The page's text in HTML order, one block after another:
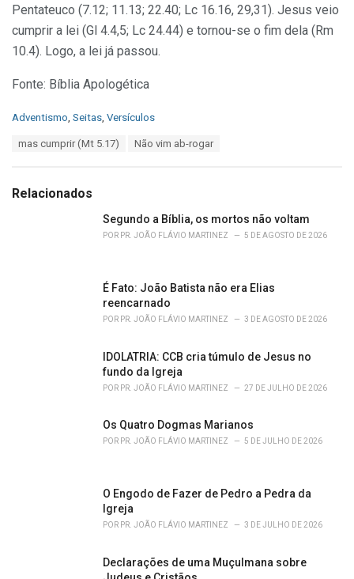
Pentateuco (7.12; 11.13; 22.40; Lc 16.16, 29,31). Jesus veio
cumprir a lei (Gl 4.4,5; Lc 24.44) e tornou-se o fim dela (Rm
10.4). Logo, a lei já passou.
Fonte: Bíblia Apologética
C
o
r
Adventismo Seitas Versículos
:
mas cumprir (Mt 5.17) Não vim ab-rogar
Relacionados
Segundo a Bíblia, os mortos não voltam
POR PR. JOÃO FLÁVIO MARTINEZ 5 DE AGOSTO DE 2026
É Fato: João Batista não era Elias
reencarnado
POR PR. JOÃO FLÁVIO MARTINEZ 3 DE AGOSTO DE 2026
IDOLATRIA: CCB cria túmulo de Jesus no
fundo da Igreja
POR PR. JOÃO FLÁVIO MARTINEZ 27 DE JULHO DE 2026
Os Quatro Dogmas Marianos
POR PR. JOÃO FLÁVIO MARTINEZ 5 DE JULHO DE 2026
O Engodo de Fazer de Pedro a Pedra da
Igreja
POR PR. JOÃO FLÁVIO MARTINEZ 3 DE JULHO DE 2026
Declarações de uma Muçulmana sobre